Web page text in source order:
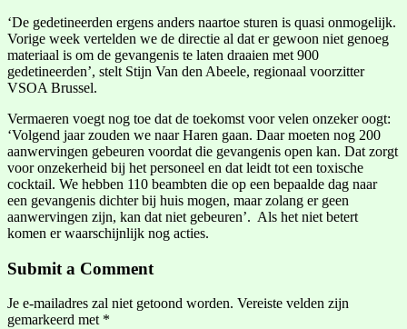
‘De gedetineerden ergens anders naartoe sturen is quasi onmogelijk.
Vorige week vertelden we de directie al dat er gewoon niet genoeg
materiaal is om de gevangenis te laten draaien met 900
gedetineerden’, stelt Stijn Van den Abeele, regionaal voorzitter
VSOA Brussel.
Vermaeren voegt nog toe dat de toekomst voor velen onzeker oogt:
‘Volgend jaar zouden we naar Haren gaan. Daar moeten nog 200
aanwervingen gebeuren voordat die gevangenis open kan. Dat zorgt
voor onzekerheid bij het personeel en dat leidt tot een toxische
cocktail. We hebben 110 beambten die op een bepaalde dag naar
een gevangenis dichter bij huis mogen, maar zolang er geen
aanwervingen zijn, kan dat niet gebeuren’. Als het niet betert
komen er waarschijnlijk nog acties.
Submit a Comment
Je e-mailadres zal niet getoond worden. Vereiste velden zijn
gemarkeerd met *